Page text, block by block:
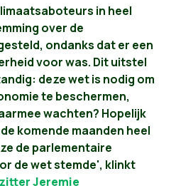
in heel
over de
ondanks dat er een
voor was. Dit uitstel
deze wet is nodig om
te beschermen,
wachten? Hopelijk
komende maanden heel
de parlementaire
de wet stemde', klinkt
Jeremie